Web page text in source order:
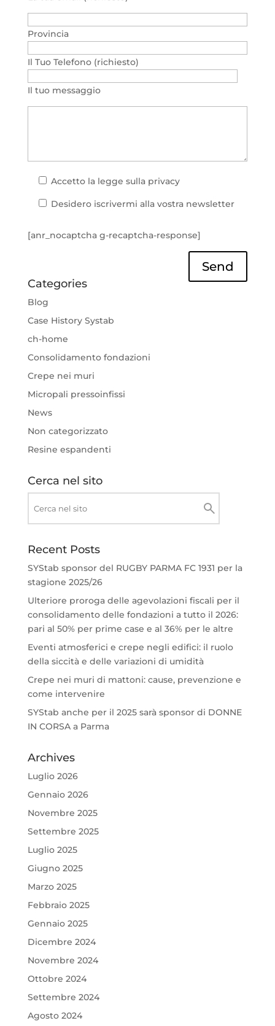
Provincia
Il Tuo Telefono (richiesto)
Il tuo messaggio
Accetto la legge sulla privacy
Desidero iscrivermi alla vostra newsletter
[anr_nocaptcha g-recaptcha-response]
Send
Categories
Blog
Case History Systab
ch-home
Consolidamento fondazioni
Crepe nei muri
Micropali pressoinfissi
News
Non categorizzato
Resine espandenti
Cerca nel sito
Recent Posts
SYStab sponsor del RUGBY PARMA FC 1931 per la
stagione 2025/26
Ulteriore proroga delle agevolazioni fiscali per il
consolidamento delle fondazioni a tutto il 2026:
pari al 50% per prime case e al 36% per le altre
Eventi atmosferici e crepe negli edifici: il ruolo
della siccità e delle variazioni di umidità
Crepe nei muri di mattoni: cause, prevenzione e
come intervenire
SYStab anche per il 2025 sarà sponsor di DONNE
IN CORSA a Parma
Archives
Luglio 2026
Gennaio 2026
Novembre 2025
Settembre 2025
Luglio 2025
Giugno 2025
Marzo 2025
Febbraio 2025
Gennaio 2025
Dicembre 2024
Novembre 2024
Ottobre 2024
Settembre 2024
Agosto 2024